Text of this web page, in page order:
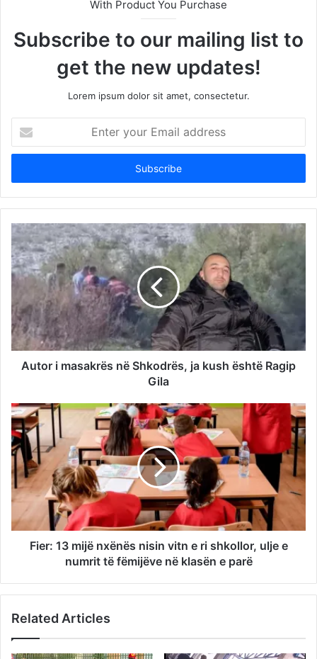
With Product You Purchase
Subscribe to our mailing list to
get the new updates!
Lorem ipsum dolor sit amet, consectetur.
your
Email
Autor i masakrës në Shkodrës, ja kush është Ragip
Gila
Fier: 13 mijë nxënës nisin vitn e ri shkollor, ulje e
numrit të fëmijëve në klasën e parë
Related Articles